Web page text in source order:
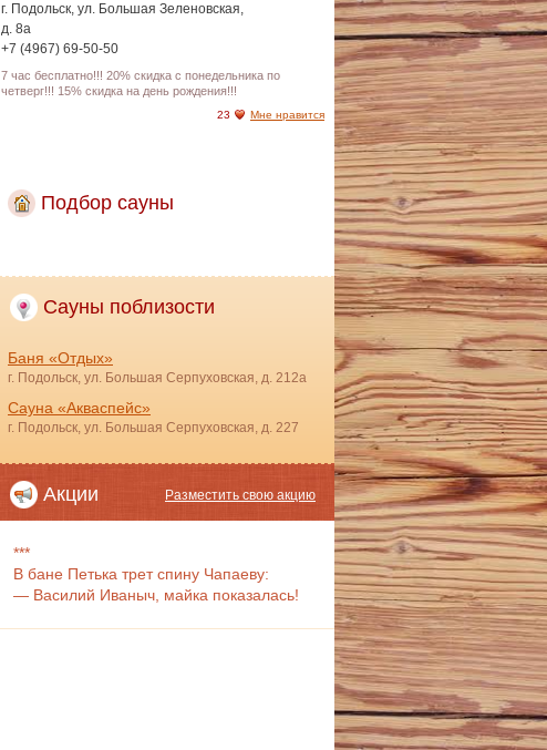
г. Подольск, ул. Большая Зеленовская,
д. 8а
+7 (4967) 69-50-50
7 час бесплатно!!! 20% скидка с понедельника по
четверг!!! 15% скидка на день рождения!!!
23 Мне нравится
Подбор сауны
Сауны поблизости
Баня «Отдых»
г. Подольск, ул. Большая Серпуховская, д. 212а
Сауна «Акваспейс»
г. Подольск, ул. Большая Серпуховская, д. 227
Акции Разместить свою акцию
***
В бане Петька трет спину Чапаеву:
— Василий Иваныч, майка показалась!